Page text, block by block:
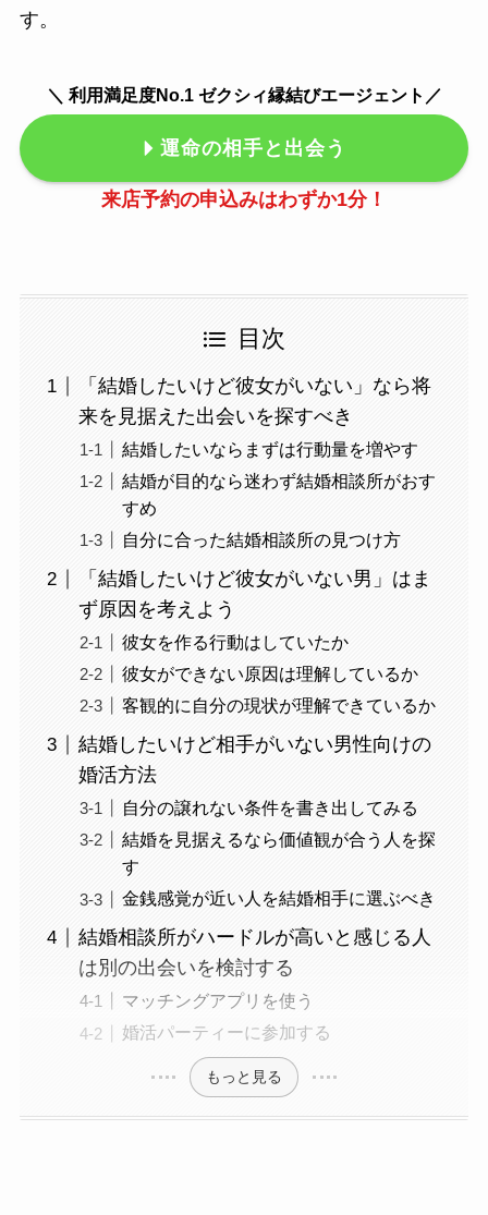
す。
＼ 利用満足度No.1 ゼクシィ縁結びエージェント／
運命の相手と出会う
来店予約の申込みはわずか1分！
目次
「結婚したいけど彼女がいない」なら将
来を見据えた出会いを探すべき
結婚したいならまずは行動量を増やす
結婚が目的なら迷わず結婚相談所がおす
すめ
自分に合った結婚相談所の見つけ方
「結婚したいけど彼女がいない男」はま
ず原因を考えよう
彼女を作る行動はしていたか
彼女ができない原因は理解しているか
客観的に自分の現状が理解できているか
結婚したいけど相手がいない男性向けの
婚活方法
自分の譲れない条件を書き出してみる
結婚を見据えるなら価値観が合う人を探
す
金銭感覚が近い人を結婚相手に選ぶべき
結婚相談所がハードルが高いと感じる人
は別の出会いを検討する
マッチングアプリを使う
婚活パーティーに参加する
もっと見る